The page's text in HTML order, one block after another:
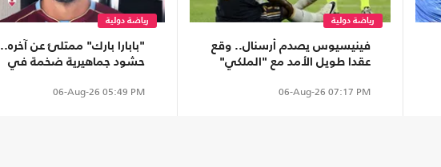
رياضة دولية
فينيسيوس يصدم أرسنال.. وقع
عقدا طويل الأمد مع "الملكي"
06-Aug-26 07:17 PM
رياضة دولية
"بابارا بارك" ممتلئ عن آخره..
حشود جماهيرية ضخمة في
06-Aug-26 05:49 PM